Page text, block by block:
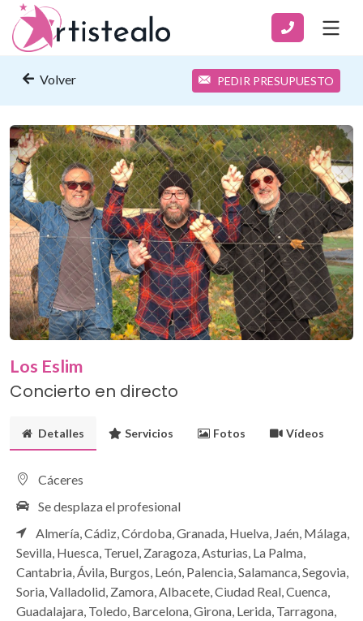
Volver PEDIR PRESUPUESTO
Los Eslim
Concierto en directo
Detalles Servicios Fotos Vídeos
Cáceres
Se desplaza el profesional
Almería, Cádiz, Córdoba, Granada, Huelva, Jaén, Málaga,
Sevilla, Huesca, Teruel, Zaragoza, Asturias, La Palma,
Cantabria, Ávila, Burgos, León, Palencia, Salamanca, Segovia,
Soria, Valladolid, Zamora, Albacete, Ciudad Real, Cuenca,
Guadalajara, Toledo, Barcelona, Girona, Lerida, Tarragona,